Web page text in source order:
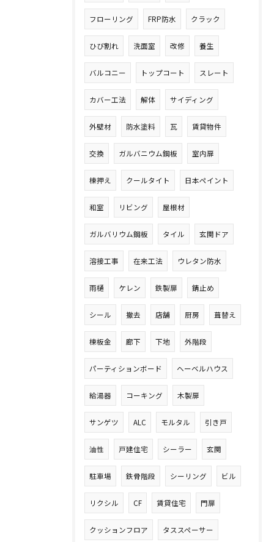
フローリング FRP防水 クラック
ひび割れ 洗面室 改修 養生
バルコニー トップコート スレート
カバー工法 解体 サイディング
外壁材 防水塗料 瓦 賃貸物件
交換 ガルバニウム鋼板 室内扉
棟押え クールタイト 日本ペイント
和室 リビング 屋根材
ガルバリウム鋼板 タイル 玄関ドア
溶接工事 在来工法 ウレタン防水
雨樋 ケレン 鉄製扉 錆止め
シール 撤去 店舗 厨房 葺替え
棟板金 廊下 下地 外階段
パーティションボード ヘーベルハウス
給湯器 コーキング 木製扉
サンゲツ ALC モルタル 引き戸
油性 戸建住宅 シーラー 玄関
駐車場 鉄骨階段 シーリング ビル
リクシル CF 賃貸住宅 門扉
クッションフロア タススペーサー